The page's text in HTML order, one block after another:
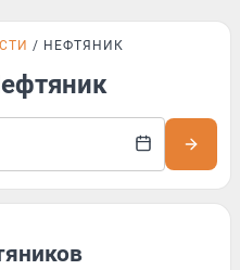
НЕФТЯНИК